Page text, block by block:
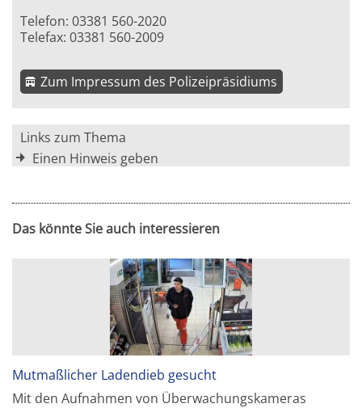
Telefon: 03381 560-2020
Telefax: 03381 560-2009
Zum Impressum des Polizeipräsidiums
Links zum Thema
Einen Hinweis geben
Das könnte Sie auch interessieren
Mutmaßlicher Ladendieb gesucht
Mit den Aufnahmen von Überwachungskameras